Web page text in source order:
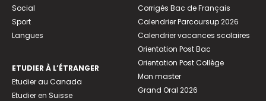
Social
Sport
Langues
ETUDIER À L’ÉTRANGER
Etudier au Canada
Etudier en Suisse
Corrigés Bac de Français
Calendrier Parcoursup 2026
Calendrier vacances scolaires
Orientation Post Bac
Orientation Post Collège
Mon master
Grand Oral 2026